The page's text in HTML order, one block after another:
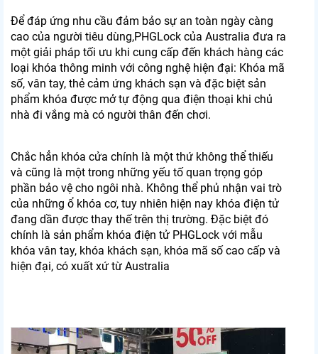
Để đáp ứng nhu cầu đảm bảo sự an toàn ngày càng
cao của người tiêu dùng,PHGLock của Australia đưa ra
một giải pháp tối ưu khi cung cấp đến khách hàng các
loại khóa thông minh với công nghệ hiện đại: Khóa mã
số, vân tay, thẻ cảm ứng khách sạn và đặc biệt sản
phẩm khóa được mở tự động qua điện thoại khi chủ
nhà đi vắng mà có người thân đến chơi.
Chắc hẳn khóa cửa chính là một thứ không thể thiếu
và cũng là một trong những yếu tố quan trọng góp
phần bảo vệ cho ngôi nhà. Không thể phủ nhận vai trò
của những ổ khóa cơ, tuy nhiên hiện nay khóa điện tử
đang dần được thay thế trên thị trường. Đặc biệt đó
chính là sản phẩm khóa điện tử PHGLock với mẫu
khóa vân tay, khóa khách sạn, khóa mã số cao cấp và
hiện đại, có xuất xứ từ Australia